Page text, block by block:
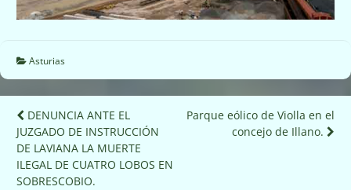
Asturias
Navegación
de
entradas
DENUNCIA ANTE EL
JUZGADO DE INSTRUCCIÓN
DE LAVIANA LA MUERTE
ILEGAL DE CUATRO LOBOS EN
SOBRESCOBIO.
Parque eólico de Violla en el
concejo de Illano.